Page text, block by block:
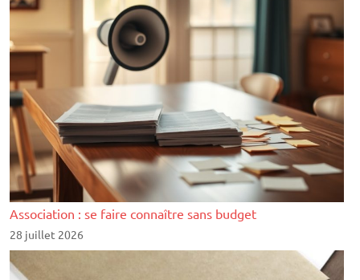
Association : se faire connaître sans budget
28 juillet 2026